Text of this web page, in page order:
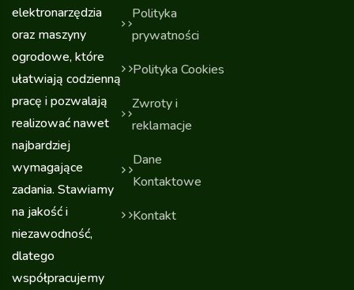
elektronarzędzia
oraz maszyny
ogrodowe, które
ułatwiają codzienną
pracę i pozwalają
realizować nawet
najbardziej
wymagające
zadania. Stawiamy
na jakość i
niezawodność,
dlatego
współpracujemy
Polityka
prywatności
Polityka Cookies
Zwroty i
reklamacje
Dane
Kontaktowe
Kontakt